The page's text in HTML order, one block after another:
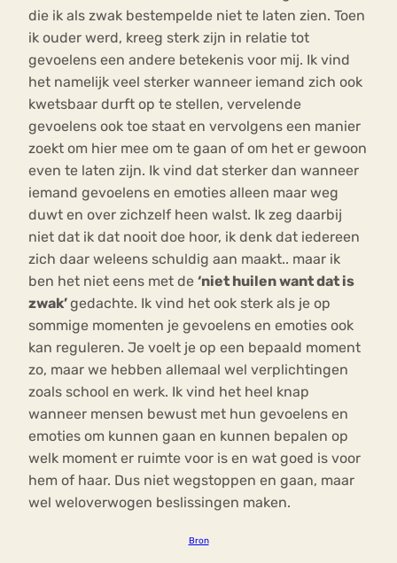
die ik als zwak bestempelde niet te laten zien. Toen
ik ouder werd, kreeg sterk zijn in relatie tot
gevoelens een andere betekenis voor mij. Ik vind
het namelijk veel sterker wanneer iemand zich ook
kwetsbaar durft op te stellen, vervelende
gevoelens ook toe staat en vervolgens een manier
zoekt om hier mee om te gaan of om het er gewoon
even te laten zijn. Ik vind dat sterker dan wanneer
iemand gevoelens en emoties alleen maar weg
duwt en over zichzelf heen walst. Ik zeg daarbij
niet dat ik dat nooit doe hoor, ik denk dat iedereen
zich daar weleens schuldig aan maakt.. maar ik
ben het niet eens met de ‘niet huilen want dat is
zwak’gedachte. Ik vind het ook sterk als je op
sommige momenten je gevoelens en emoties ook
kan reguleren. Je voelt je op een bepaald moment
zo, maar we hebben allemaal wel verplichtingen
zoals school en werk. Ik vind het heel knap
wanneer mensen bewust met hun gevoelens en
emoties om kunnen gaan en kunnen bepalen op
welk moment er ruimte voor is en wat goed is voor
hem of haar. Dus niet wegstoppen en gaan, maar
wel weloverwogen beslissingen maken.
Bron